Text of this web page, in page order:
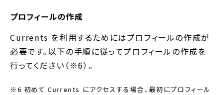
プロフィールの作成
Currents を利用するためにはプロフィールの作成が
必要です。以下の手順に従ってプロフィールの作成を
行ってください（※6）。
※6 初めて Currents にアクセスする場合、最初にプロフィール